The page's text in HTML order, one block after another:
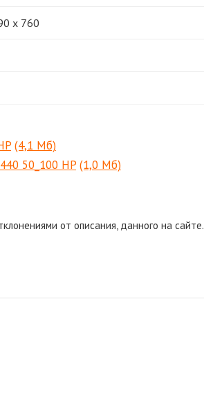
х 760
(4,1 Мб)
50_100 HP (1,0 Мб)
от описания, данного на сайте.